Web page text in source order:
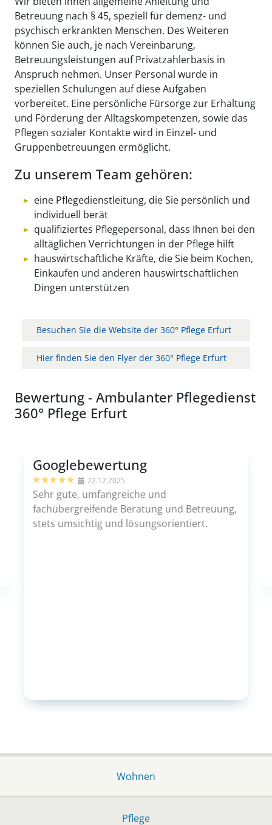
Betreuung nach § 45, speziell für demenz- und
psychisch erkrankten Menschen. Des Weiteren
können Sie auch, je nach Vereinbarung,
Betreuungsleistungen auf Privatzahlerbasis in
Anspruch nehmen. Unser Personal wurde in
speziellen Schulungen auf diese Aufgaben
vorbereitet. Eine persönliche Fürsorge zur Erhaltung
und Förderung der Alltagskompetenzen, sowie das
Pflegen sozialer Kontakte wird in Einzel- und
Gruppenbetreuungen ermöglicht.
Zu unserem Team gehören:
eine Pflegedienstleitung, die Sie persönlich und
individuell berät
qualifiziertes Pflegepersonal, dass Ihnen bei den
alltäglichen Verrichtungen in der Pflege hilft
hauswirtschaftliche Kräfte, die Sie beim Kochen,
Einkaufen und anderen hauswirtschaftlichen
Dingen unterstützen
Besuchen Sie die Website der 360° Pflege Erfurt
Hier finden Sie den Flyer der 360° Pflege Erfurt
Bewertung - Ambulanter Pflegedienst
360° Pflege Erfurt
Googlebewertung
22.12.2025
Sehr gute, umfangreiche und
fachübergreifende Beratung und Betreuung,
stets umsichtig und lösungsorientiert.
Wohnen
Pflege